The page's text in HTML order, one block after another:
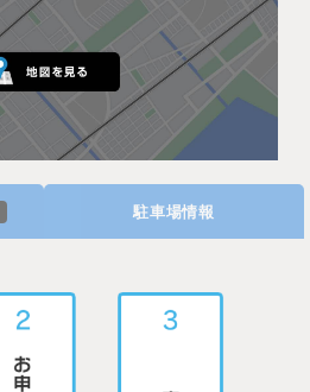
駐車場情報